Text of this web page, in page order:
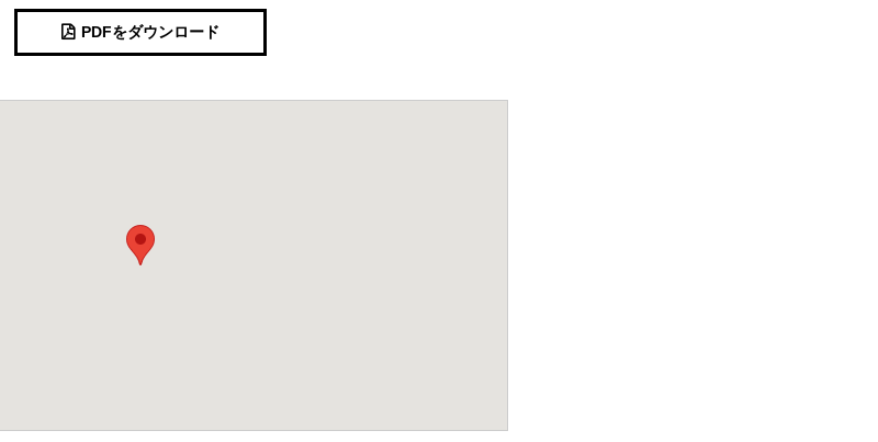
PDFをダウンロード